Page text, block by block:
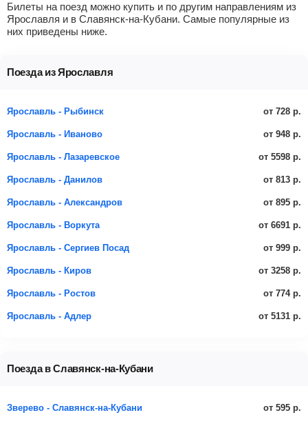
Билеты на поезд можно купить и по другим направлениям из
Ярославля и в Славянск-на-Кубани. Самые популярные из
них приведены ниже.
Поезда из Ярославля
Ярославль - Рыбинск от 728 р.
Ярославль - Иваново от 948 р.
Ярославль - Лазаревское от 5598 р.
Ярославль - Данилов от 813 р.
Ярославль - Александров от 895 р.
Ярославль - Воркута от 6691 р.
Ярославль - Сергиев Посад от 999 р.
Ярославль - Киров от 3258 р.
Ярославль - Ростов от 774 р.
Ярославль - Адлер от 5131 р.
Поезда в Славянск-на-Кубани
Зверево - Славянск-на-Кубани от 595 р.